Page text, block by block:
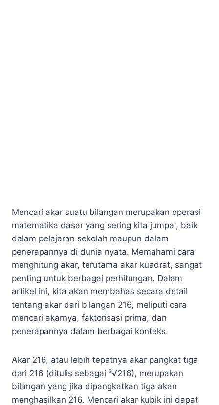
Mencari akar suatu bilangan merupakan operasi
matematika dasar yang sering kita jumpai, baik
dalam pelajaran sekolah maupun dalam
penerapannya di dunia nyata. Memahami cara
menghitung akar, terutama akar kuadrat, sangat
penting untuk berbagai perhitungan. Dalam
artikel ini, kita akan membahas secara detail
tentang akar dari bilangan 216, meliputi cara
mencari akarnya, faktorisasi prima, dan
penerapannya dalam berbagai konteks.
Akar 216, atau lebih tepatnya akar pangkat tiga
dari 216 (ditulis sebagai ³√216), merupakan
bilangan yang jika dipangkatkan tiga akan
menghasilkan 216. Mencari akar kubik ini dapat